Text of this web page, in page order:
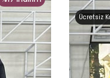
Ücretsiz